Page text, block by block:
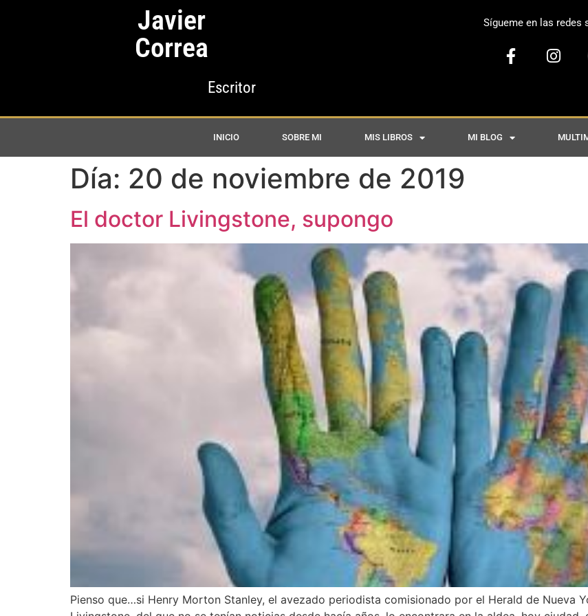
Javier
Correa
Escritor
Sígueme en las redes
INICIO SOBRE MI MIS LIBROS MI BLOG
Día: 20 de noviembre de 2019
El doctor Livingstone, supongo
Pienso que…si Henry Morton Stanley, el avezado periodista comisionado por el Herald de Nueva